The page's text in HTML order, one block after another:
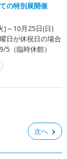
の特別展開催
)～10月25日(日)
日が休祝日の場合
5（臨時休館）
次へ